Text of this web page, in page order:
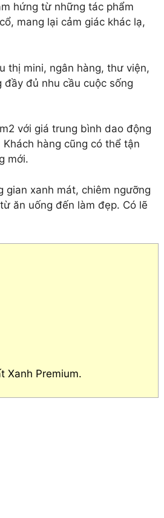
hứng từ những tác phẩm
mang lại cảm giác khác lạ,
thị mini, ngân hàng, thư viện,
đủ nhu cầu cuộc sống
với giá trung bình dao động
hàng cũng có thể tận
mới.
gian xanh mát, chiêm ngưỡng
ăn uống đến làm đẹp. Có lẽ
Xanh Premium.